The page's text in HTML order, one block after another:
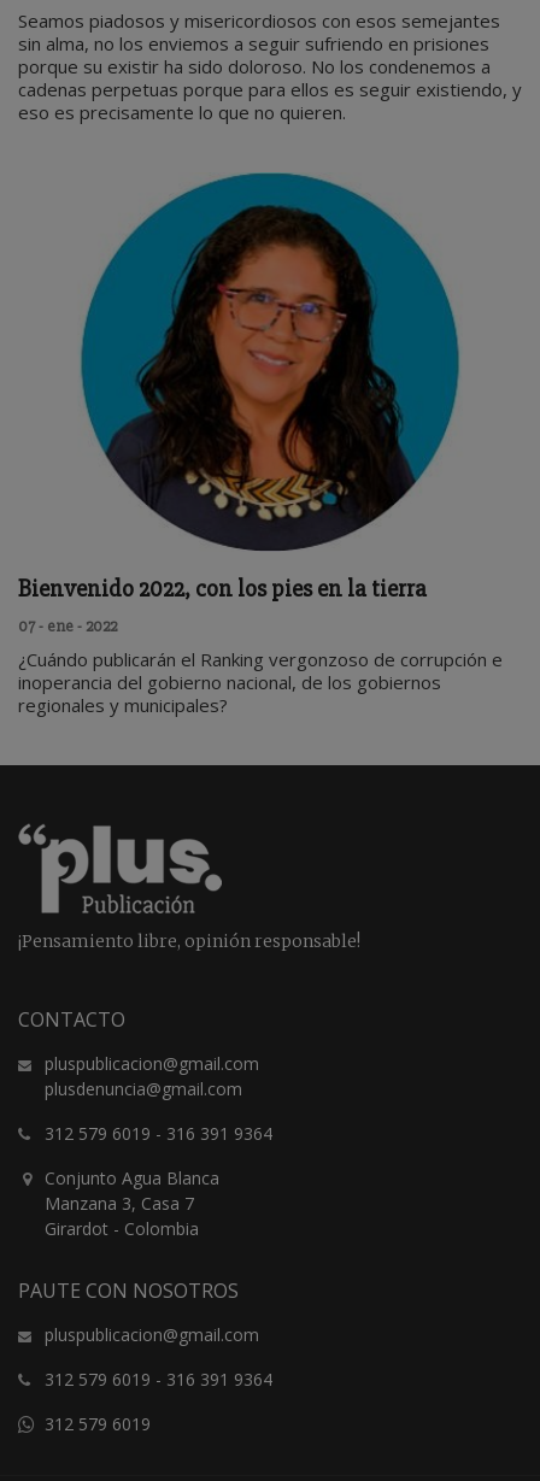
Seamos piadosos y misericordiosos con esos semejantes
sin alma, no los enviemos a seguir sufriendo en prisiones
porque su existir ha sido doloroso. No los condenemos a
cadenas perpetuas porque para ellos es seguir existiendo, y
eso es precisamente lo que no quieren.
Bienvenido 2022, con los pies en la tierra
07 - ene - 2022
¿Cuándo publicarán el Ranking vergonzoso de corrupción e
inoperancia del gobierno nacional, de los gobiernos
regionales y municipales?
¡Pensamiento libre, opinión responsable!
CONTACTO
pluspublicacion@gmail.com
plusdenuncia@gmail.com
312 579 6019 - 316 391 9364
Conjunto Agua Blanca
Manzana 3, Casa 7
Girardot - Colombia
PAUTE CON NOSOTROS
pluspublicacion@gmail.com
312 579 6019 - 316 391 9364
312 579 6019